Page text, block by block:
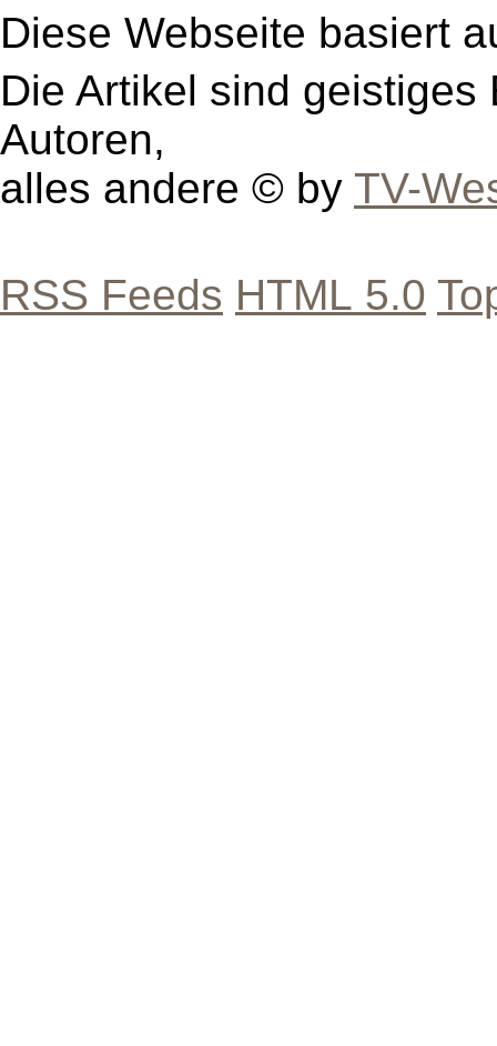
Diese Webseite basiert
Die Artikel sind
Autoren,
alles andere © by TV-
RSS Feeds HTML 5.0